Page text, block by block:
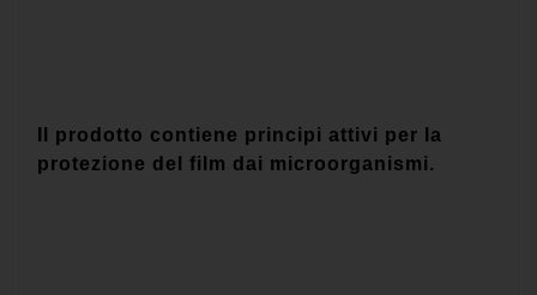
Il prodotto contiene principi attivi per la
protezione del film dai microorganismi.